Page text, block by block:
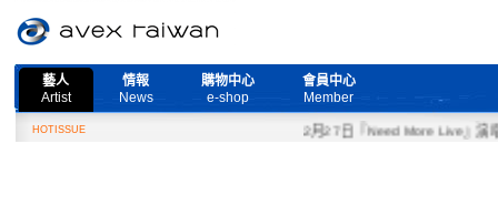
藝人
Artist
情報
News
購物中心
e-shop
會員中心
Member
HOTISSUE 2月27日『Need More Live』演唱